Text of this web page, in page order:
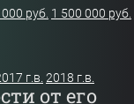
руб. 1 500 000 руб.
г.в. 2018 г.в.
от его